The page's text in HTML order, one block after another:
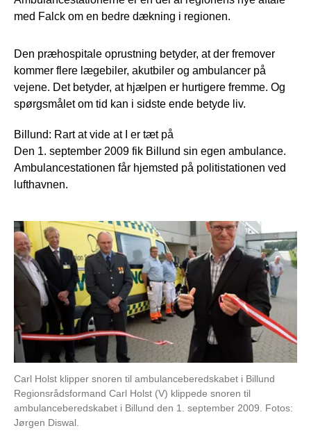
med Falck om en bedre dækning i regionen.
Den præhospitale oprustning betyder, at der fremover
kommer flere lægebiler, akutbiler og ambulancer på
vejene. Det betyder, at hjælpen er hurtigere fremme. Og
spørgsmålet om tid kan i sidste ende betyde liv.
Billund: Rart at vide at I er tæt på
Den 1. september 2009 fik Billund sin egen ambulance.
Ambulancestationen får hjemsted på politistationen ved
lufthavnen.
Carl Holst klipper snoren til ambulanceberedskabet i Billund
Regionsrådsformand Carl Holst (V) klippede snoren til
ambulanceberedskabet i Billund den 1. september 2009. Fotos:
Jørgen Diswal.